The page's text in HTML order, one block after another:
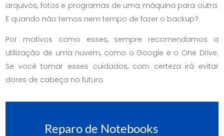
arquivos, fotos e programas de uma máquina para outra.
E quando não temos nem tempo de fazer o backup?
Por motivos como esses, sempre recomendamos a
utilização de uma nuvem, como o Google e o One Drive.
Se você tomar esses cuidados, com certeza irá evitar
dores de cabeça no futuro.
Reparo de Notebooks